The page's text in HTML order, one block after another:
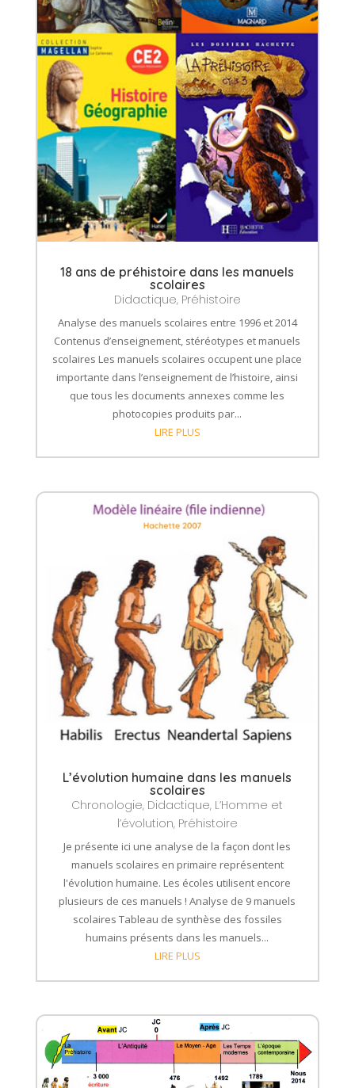
18 ans de préhistoire dans les manuels
scolaires
Didactique, Préhistoire
Analyse des manuels scolaires entre 1996 et 2014
Contenus d’enseignement, stéréotypes et manuels
scolaires Les manuels scolaires occupent une place
importante dans l’enseignement de l’histoire, ainsi
que tous les documents annexes comme les
photocopies produits par...
LIRE PLUS
L’évolution humaine dans les manuels
scolaires
Chronologie, Didactique, L’Homme et
l’évolution, Préhistoire
Je présente ici une analyse de la façon dont les
manuels scolaires en primaire représentent
l'évolution humaine. Les écoles utilisent encore
plusieurs de ces manuels ! Analyse de 9 manuels
scolaires Tableau de synthèse des fossiles
humains présents dans les manuels...
LIRE PLUS